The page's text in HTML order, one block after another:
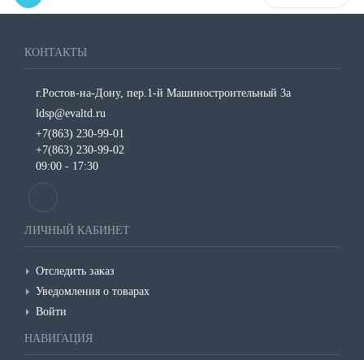
КОНТАКТЫ
г.Ростов-на-Дону, пер.1-й Машиностроительный 3а
ldsp@evaltd.ru
+7(863) 230-99-01
+7(863) 230-99-02
09:00 - 17:30
ЛИЧНЫЙ КАБИНЕТ
Отследить заказ
Уведомления о товарах
Войти
НАВИГАЦИЯ